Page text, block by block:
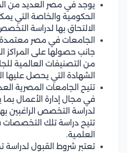
يوجد في مصر العديد من
الحكومية والخاصة التي
الالتحاق بها لدراسة
الجامعات في مصر معتمدة
جانب حصولها على المراكز
من التصنيفات العالمية
الشهادة التي يحصل عليها
تتيح الجامعات المصرية
في مجال إدارة الأعمال
لدراسة التخصص الراغبين
تتيح دراسة تلك
العلمية.
تعتبر شروط القبول